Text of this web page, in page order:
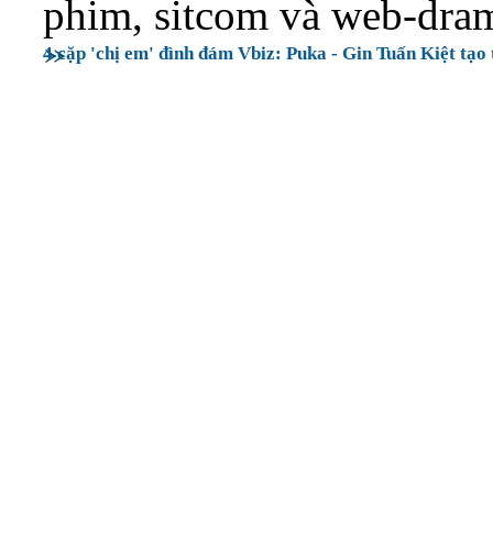
phim, sitcom và web-
4 cặp 'chị em' đình đám Vbiz: Puka - Gin Tuấn Kiệt